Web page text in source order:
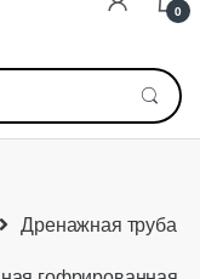
0
Дренажная труба